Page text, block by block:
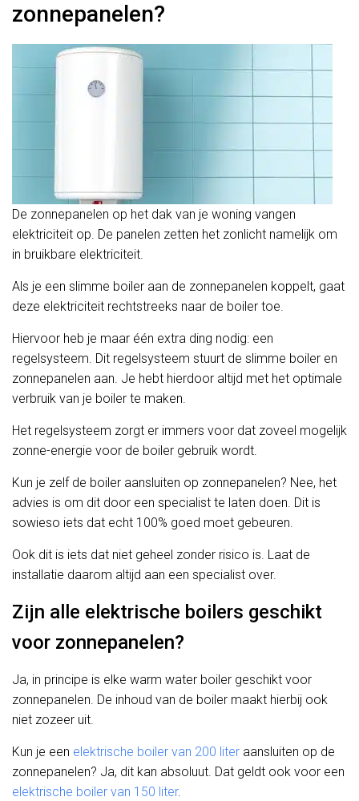
zonnepanelen?
De zonnepanelen op het dak van je woning vangen
elektriciteit op. De panelen zetten het zonlicht namelijk om
in bruikbare elektriciteit.
Als je een slimme boiler aan de zonnepanelen koppelt, gaat
deze elektriciteit rechtstreeks naar de boiler toe.
Hiervoor heb je maar één extra ding nodig: een
regelsysteem. Dit regelsysteem stuurt de slimme boiler en
zonnepanelen aan. Je hebt hierdoor altijd met het optimale
verbruik van je boiler te maken.
Het regelsysteem zorgt er immers voor dat zoveel mogelijk
zonne-energie voor de boiler gebruik wordt.
Kun je zelf de boiler aansluiten op zonnepanelen? Nee, het
advies is om dit door een specialist te laten doen. Dit is
sowieso iets dat echt 100% goed moet gebeuren.
Ook dit is iets dat niet geheel zonder risico is. Laat de
installatie daarom altijd aan een specialist over.
Zijn alle elektrische boilers geschikt
voor zonnepanelen?
Ja, in principe is elke warm water boiler geschikt voor
zonnepanelen. De inhoud van de boiler maakt hierbij ook
niet zozeer uit.
Kun je een elektrische boiler van 200 liter aansluiten op de
zonnepanelen? Ja, dit kan absoluut. Dat geldt ook voor een
elektrische boiler van 150 liter.